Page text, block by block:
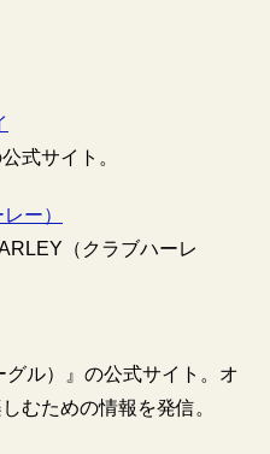
式サイト。
ー）
（クラブハーレ
ル）』の公式サイト。オ
むための情報を発信。